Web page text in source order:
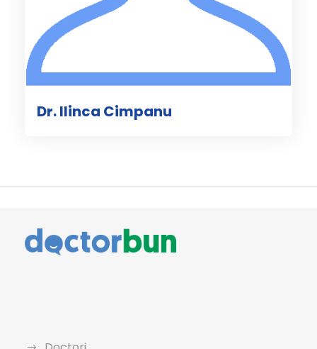
Dr. Ilinca Cimpanu